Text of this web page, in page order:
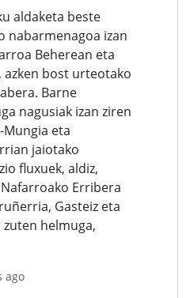
aldaketa beste
nabarmenagoa izan
Beherean eta
azken bost urteotako
Barne
nagusiak izan ziren
eta
jaiotako
fluxuek, aldiz,
Erribera
Gasteiz eta
helmuga,
ago